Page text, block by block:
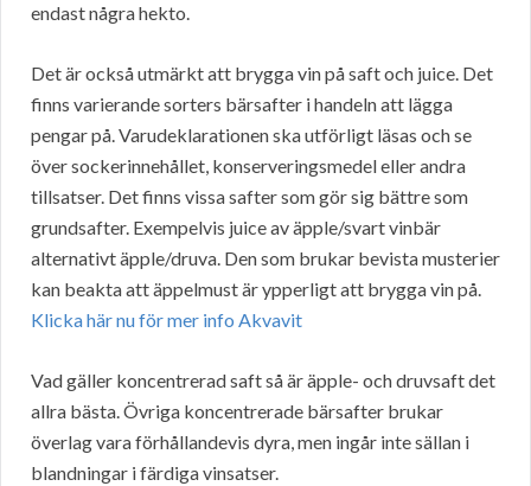
endast några hekto.
Det är också utmärkt att brygga vin på saft och juice. Det
finns varierande sorters bärsafter i handeln att lägga
pengar på. Varudeklarationen ska utförligt läsas och se
över sockerinnehållet, konserveringsmedel eller andra
tillsatser. Det finns vissa safter som gör sig bättre som
grundsafter. Exempelvis juice av äpple/svart vinbär
alternativt äpple/druva. Den som brukar bevista musterier
kan beakta att äppelmust är ypperligt att brygga vin på.
Klicka här nu för mer info Akvavit
Vad gäller koncentrerad saft så är äpple- och druvsaft det
allra bästa. Övriga koncentrerade bärsafter brukar
överlag vara förhållandevis dyra, men ingår inte sällan i
blandningar i färdiga vinsatser.